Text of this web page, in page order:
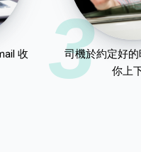
收
3
司機於約定好
你上